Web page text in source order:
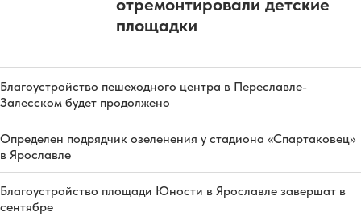
площадки
Благоустройство пешеходного центра в Переславле-
Залесском будет продолжено
Определен подрядчик озеленения у стадиона «Спартаковец»
в Ярославле
Благоустройство площади Юности в Ярославле завершат в
сентябре